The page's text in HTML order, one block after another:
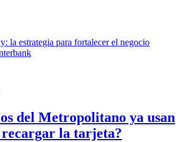
del Metropolitano ya usan
la tarjeta?